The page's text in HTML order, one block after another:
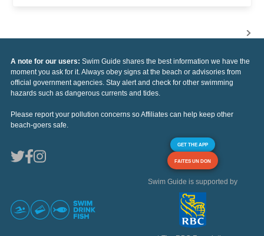
A note for our users: Swim Guide shares the best information we have the
moment you ask for it. Always obey signs at the beach or advisories from
official government agencies. Stay alert and check for other swimming
hazards such as dangerous currents and tides.
Please report your pollution concerns so Affiliates can help keep other
beach-goers safe.
GET THE APP
FAITES UN DON
Swim Guide is supported by